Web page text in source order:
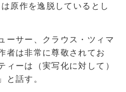
原作を逸脱しているとし
ーサー、クラウス・ツィマ
者は非常に尊敬されてお
ィーは（実写化に対して）
と話す。